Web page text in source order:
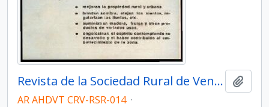
Revista de la Sociedad Rural de Venado Tuerto - Número 14
AR AHDVT CRV-RSR-014 ·